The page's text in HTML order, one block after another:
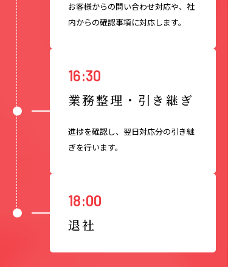
お客様からの問い合わせ対応や、社
内からの確認事項に対応します。
16:30
業務整理・引き継ぎ
進捗を確認し、翌日対応分の引き継
ぎを行います。
18:00
退社